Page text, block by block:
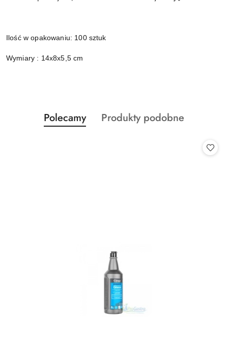
Ilość w opakowaniu: 100 sztuk
Wymiary : 14x8x5,5 cm
Pomiń karuzelę produktów
Produkty
o
Polecamy
Produkty
Produkty podobne